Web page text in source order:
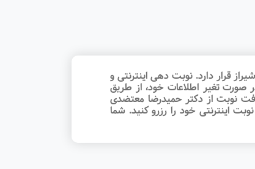
قرار دارد. نوبت‌ دهی اینترنتی و
صورت تغیر اطلاعات خود، از طریق
نوبت از دکتر حمیدرضا معتضدی
اینترنتی خود را رزرو کنید. شما